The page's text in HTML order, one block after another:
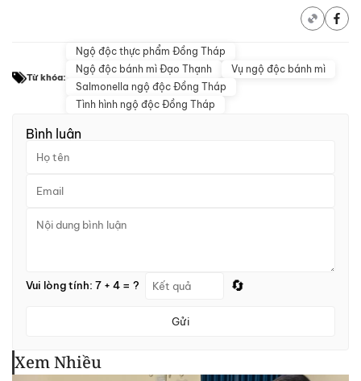
Từ khóa:
Ngộ độc thực phẩm Đồng Tháp
Ngộ độc bánh mì Đạo Thạnh
Vụ ngộ độc bánh mì
Salmonella ngộ độc Đồng Tháp
Tình hình ngộ độc Đồng Tháp
Bình luận
Vui lòng tính: 7 + 4 = ? 🔄
Gửi
Xem Nhiều